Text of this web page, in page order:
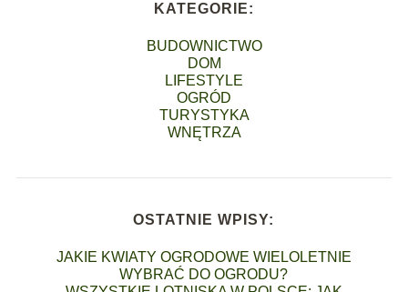
KATEGORIE:
BUDOWNICTWO
DOM
LIFESTYLE
OGRÓD
TURYSTYKA
WNĘTRZA
OSTATNIE WPISY:
JAKIE KWIATY OGRODOWE WIELOLETNIE
WYBRAĆ DO OGRODU?